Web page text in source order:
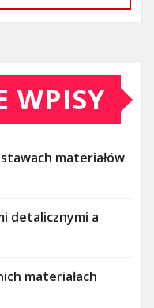
WPISY
materiałów
detalicznymi a
materiałach